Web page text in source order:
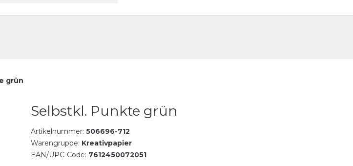
grün
Selbstkl. Punkte grün
Artikelnummer: 506696-712
Warengruppe: Kreativpapier
EAN/UPC-Code: 7612450072051